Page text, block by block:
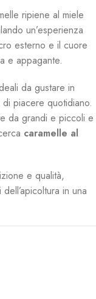
ripiene al miele
un’esperienza
esterno e il cuore
e appagante.
da gustare in
piacere quotidiano.
da grandi e piccoli e
caramelle al
e qualità,
in una